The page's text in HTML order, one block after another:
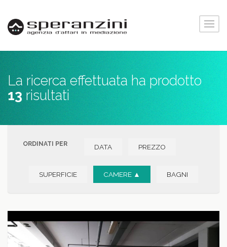
La ricerca effettuata ha prodotto
13 risultati
ORDINATI PER DATA PREZZO
SUPERFICIE CAMERE ▲ BAGNI